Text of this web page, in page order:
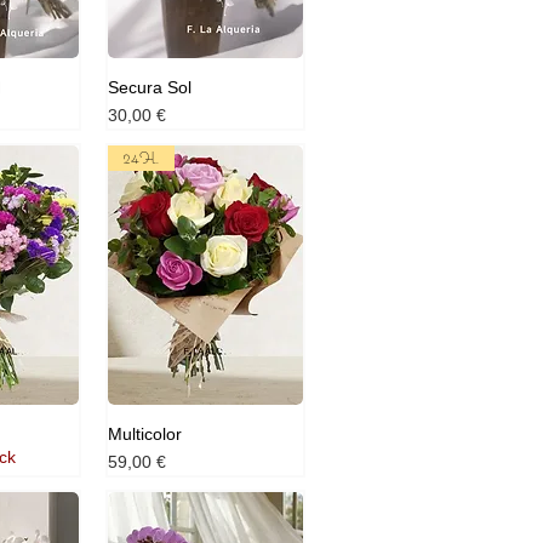
Secura Sol
Prix
30,00 €
24H.
Multicolor
Prix
59,00 €